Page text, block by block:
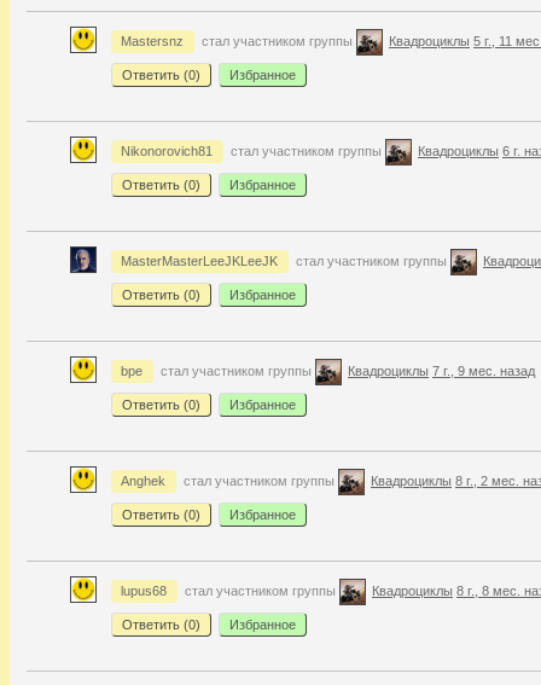
Mastersnz стал участником группы Квадроциклы 5 г., 11
Ответить (0) Избранное
Nikonorovich81 стал участником группы Квадроциклы 6 г.
Ответить (0) Избранное
MasterMasterLeeJKLeeJK стал участником группы
Ответить (0) Избранное
bpe стал участником группы Квадроциклы 7 г., 9 мес. назад
Ответить (0) Избранное
Anghek стал участником группы Квадроциклы 8 г., 2 мес.
Ответить (0) Избранное
lupus68 стал участником группы Квадроциклы 8 г., 8 мес.
Ответить (0) Избранное